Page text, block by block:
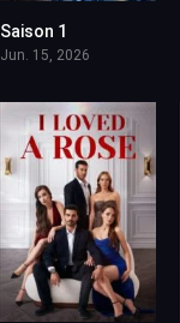
Saison 1
Jun. 15, 2026